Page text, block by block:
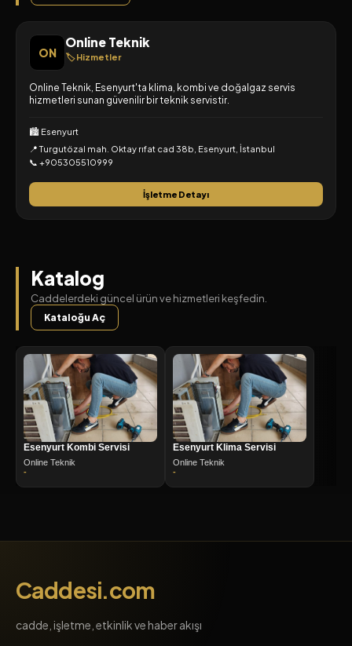
ON
Online Teknik
🏷️ Hizmetler
Online Teknik, Esenyurt'ta klima, kombi ve doğalgaz servis
hizmetleri sunan güvenilir bir teknik servistir.
🏙️ Esenyurt
📍 Turgutözal mah. Oktay rıfat cad 38b, Esenyurt, İstanbul
📞 +905305510999
İşletme Detayı
Katalog
Caddelerdeki güncel ürün ve hizmetleri keşfedin.
Kataloğu Aç
Esenyurt Kombi Servisi
Online Teknik
-
Esenyurt Klima Servisi
Online Teknik
-
Caddesi.com
cadde, işletme, etkinlik ve haber akışı